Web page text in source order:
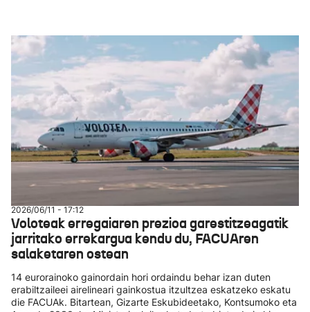
Ikusmiran
Eguraldia
2026/06/11 - 17:12
Voloteak erregaiaren prezioa garestitzeagatik
jarritako errekargua kendu du, FACUAren
salaketaren ostean
14 eurorainoko gainordain hori ordaindu behar izan duten
erabiltzaileei airelineari gainkostua itzultzea eskatzeko eskatu
die FACUAk. Bitartean, Gizarte Eskubideetako, Kontsumoko eta